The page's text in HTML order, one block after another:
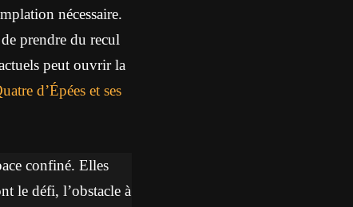
nécessaire.
prendre du recul
peut ouvrir la
d’Épées et ses
confiné. Elles
le défi, l’obstacle à